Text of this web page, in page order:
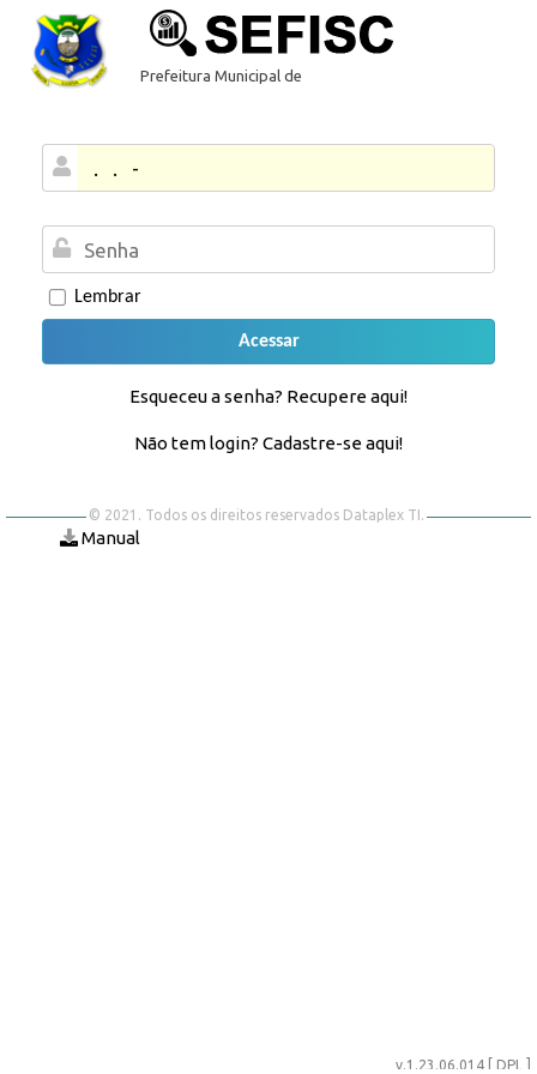
Acessar
Lembrar
Esqueceu a senha? Recupere aqui!
v.1.23.06.014 [ DPL ]
© 2021. Todos os direitos reservados Dataplex TI.
Não tem login? Cadastre-se aqui!
Manual
Prefeitura Municipal de